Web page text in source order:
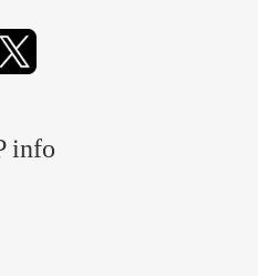
info